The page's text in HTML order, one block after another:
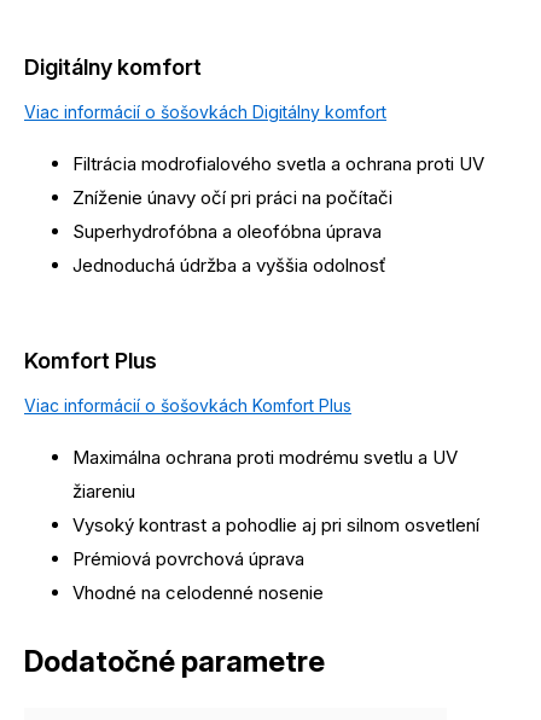
Digitálny komfort
Viac informácií o šošovkách Digitálny komfort
Filtrácia modrofialového svetla a ochrana proti UV
Zníženie únavy očí pri práci na počítači
Superhydrofóbna a oleofóbna úprava
Jednoduchá údržba a vyššia odolnosť
Komfort Plus
Viac informácií o šošovkách Komfort Plus
Maximálna ochrana proti modrému svetlu a UV
žiareniu
Vysoký kontrast a pohodlie aj pri silnom osvetlení
Prémiová povrchová úprava
Vhodné na celodenné nosenie
Dodatočné parametre